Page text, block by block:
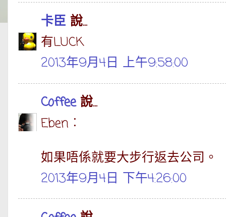
卡臣 說...
有LUCK
2013年9月4日 上午9:58:00
Coffee說...
Eben︰
如果唔係就要大步行返去公司。
2013年9月4日 下午4:26:00